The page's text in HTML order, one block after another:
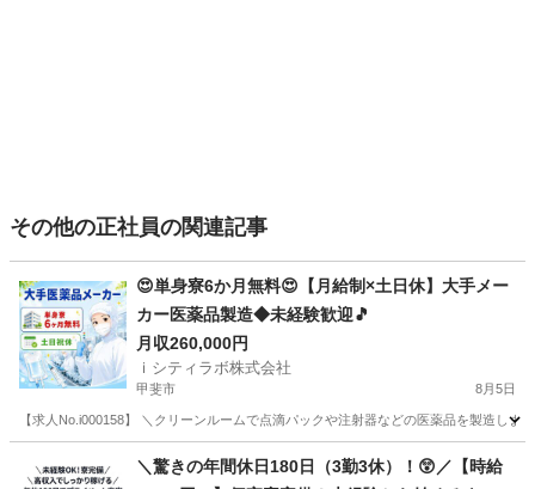
その他の正社員の関連記事
😍単身寮6か月無料😍【月給制×土日休】大手メー
カー医薬品製造◆未経験歓迎🎵
月収260,000円
ｉシティラボ株式会社
甲斐市 8月5日
【求人No.i000158】 ＼クリーンルームで点滴パックや注射器などの医薬品を製造し
その他 未経験
＼驚きの年間休日180日（3勤3休）！😲／【時給